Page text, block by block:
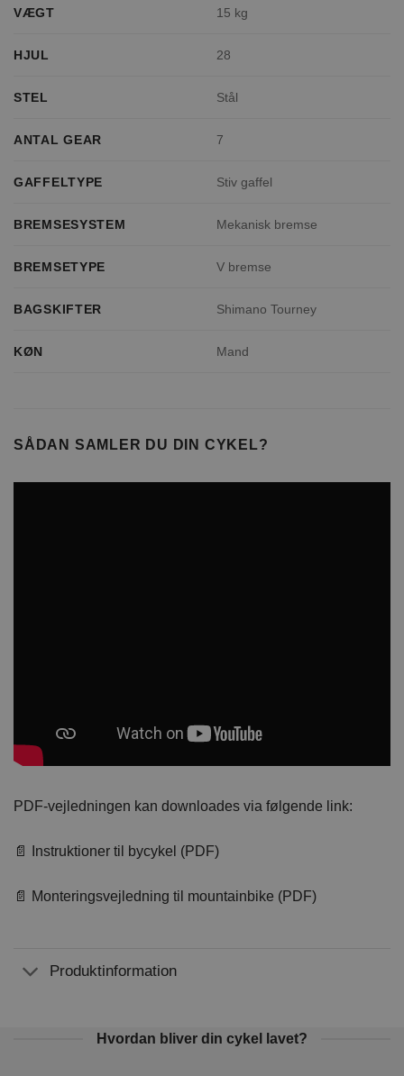
VÆGT 15 kg
HJUL 28
STEL Stål
ANTAL GEAR 7
GAFFELTYPE Stiv gaffel
BREMSESYSTEM Mekanisk bremse
BREMSETYPE V bremse
BAGSKIFTER Shimano Tourney
KØN Mand
SÅDAN SAMLER DU DIN CYKEL?
PDF-vejledningen kan downloades via følgende link:
📄 Instruktioner til bycykel (PDF)
📄 Monteringsvejledning til mountainbike (PDF)
Produktinformation
Hvordan bliver din cykel lavet?